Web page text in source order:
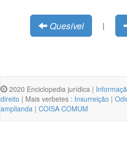
Quesível |
2020 Enciclopedia jurídica |
direito | Mais verbetes : Insurreição |
amplianda | COISA COMUM